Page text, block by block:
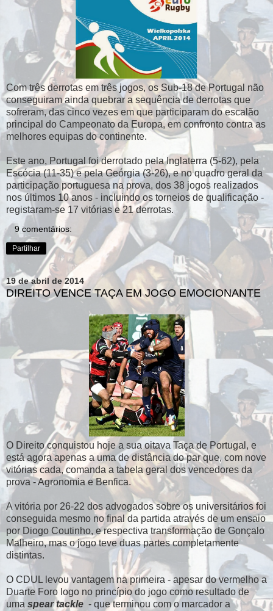
Com três derrotas em três jogos, os Sub-18 de Portugal não
conseguiram ainda quebrar a sequência de derrotas que
sofreram, das cinco vezes em que participaram do escalão
principal do Campeonato da Europa, em confronto contra as
melhores equipas do continente.
Este ano, Portugal foi derrotado pela Inglaterra (5-62), pela
Escócia (11-35) e pela Geórgia (3-26), e no quadro geral da
participação portuguesa na prova, dos 38 jogos realizados
nos últimos 10 anos - incluindo os torneios de qualificação -
registaram-se 17 vitórias e 21 derrotas.
9 comentários:
Partilhar
19 de abril de 2014
DIREITO VENCE TAÇA EM JOGO EMOCIONANTE
O Direito conquistou hoje a sua oitava Taça de Portugal, e
está agora apenas a uma de distância do par que, com nove
vitórias cada, comanda a tabela geral dos vencedores da
prova - Agronomia e Benfica.
A vitória por 26-22 dos advogados sobre os universitários foi
conseguida mesmo no final da partida através de um ensaio
por Diogo Coutinho, e respectiva transformação de Gonçalo
Malheiro, mas o jogo teve duas partes completamente
distintas.
O CDUL levou vantagem na primeira - apesar do vermelho a
Duarte Foro logo no princípio do jogo como resultado de
uma spear tackle - que terminou com o marcador a